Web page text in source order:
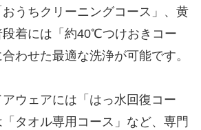
うちクリーニングコース」、黄
段着には「約40℃つけおきコー
わせた最適な洗浄が可能です。
ウェアには「はっ水回復コー
タオル専用コース」など、専門